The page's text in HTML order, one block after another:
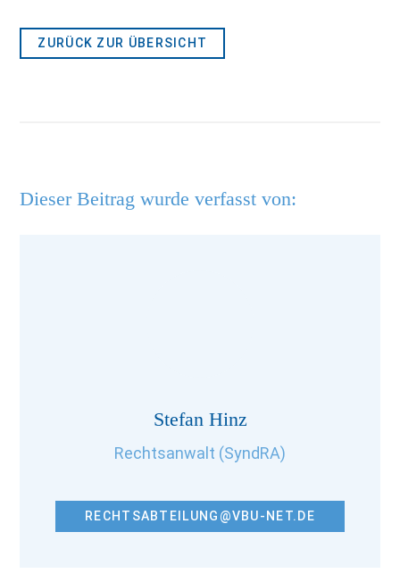
ZURÜCK ZUR ÜBERSICHT
Dieser Beitrag wurde verfasst von:
Stefan Hinz
Rechtsanwalt (SyndRA)
RECHTSABTEILUNG@VBU-NET.DE